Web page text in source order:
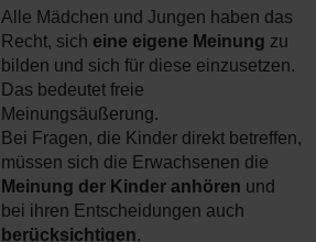
Alle Mädchen und Jungen haben das
Recht, sich eine eigene Meinung zu
bilden und sich für diese einzusetzen.
Das bedeutet freie
Meinungsäußerung.
Bei Fragen, die Kinder direkt betreffen,
müssen sich die Erwachsenen die
Meinung der Kinder anhören und
bei ihren Entscheidungen auch
berücksichtigen.